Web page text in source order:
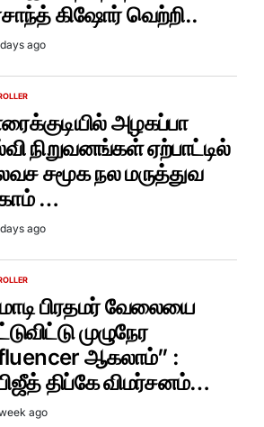
கிஷோர் வெற்றி..
ago
அழகப்பா
நிறுவனங்கள் ஏற்பாட்டில்
சமூக நல மருத்துவ
…
ago
பிரதமர் வேலையை
முழுநேர
ஆகலாம்” :
திப்கே விமர்சனம்…
ago